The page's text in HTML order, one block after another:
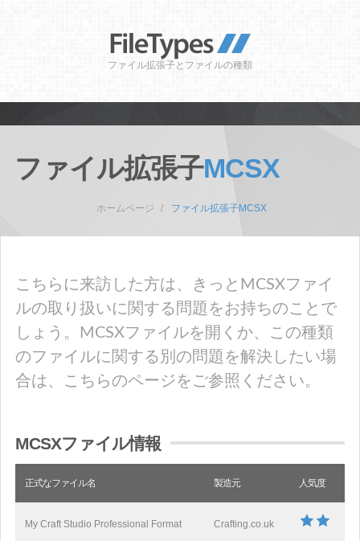
ファイル拡張子とファイルの種類
ファイル拡張子MCSX
ホームページ ファイル拡張子MCSX
こちらに来訪した方は、きっとMCSXファイ
ルの取り扱いに関する問題をお持ちのことで
しょう。MCSXファイルを開くか、この種類
のファイルに関する別の問題を解決したい場
合は、こちらのページをご参照ください。
MCSXファイル情報
正式なファイル名 製造元 人気度
My Craft Studio Professional Format Crafting.co.uk